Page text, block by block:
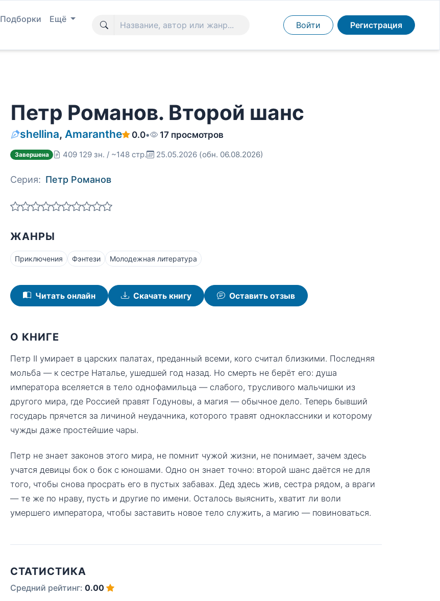
Подборки Ещё
Войти Регистрация
Петр Романов. Второй шанс
shellina, Amaranthe 0.0• 17 просмотров
Завершена 409 129 зн. / ~148 стр. 25.05.2026 (обн. 06.08.2026)
Серия: Петр Романов
ЖАНРЫ
Приключения Фэнтези Молодежная литература
Читать онлайн Скачать книгу Оставить отзыв
О КНИГЕ
Петр II умирает в царских палатах, преданный всеми, кого считал близкими. Последняя
мольба — к сестре Наталье, ушедшей год назад. Но смерть не берёт его: душа
императора вселяется в тело однофамильца — слабого, трусливого мальчишки из
другого мира, где Россией правят Годуновы, а магия — обычное дело. Теперь бывший
государь прячется за личиной неудачника, которого травят одноклассники и которому
чужды даже простейшие чары.
Петр не знает законов этого мира, не помнит чужой жизни, не понимает, зачем здесь
учатся девицы бок о бок с юношами. Одно он знает точно: второй шанс даётся не для
того, чтобы снова просрать его в пустых забавах. Дед здесь жив, сестра рядом, а враги
— те же по нраву, пусть и другие по имени. Осталось выяснить, хватит ли воли
умершего императора, чтобы заставить новое тело служить, а магию — повиноваться.
СТАТИСТИКА
Средний рейтинг: 0.00